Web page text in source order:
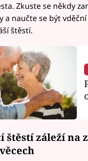
Zkuste se někdy
a naučte se být
štěstí.
záleží na